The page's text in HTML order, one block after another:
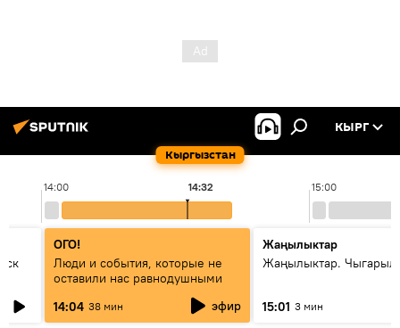
Кыргызстан
КЫРГ
14:00 15:00
14:32
ОГО!
Люди и события, которые не
оставили нас равнодушными
14:04 38 мин эфир
Жаңылыктар
Жаңылыктар.
15:01 3 мин